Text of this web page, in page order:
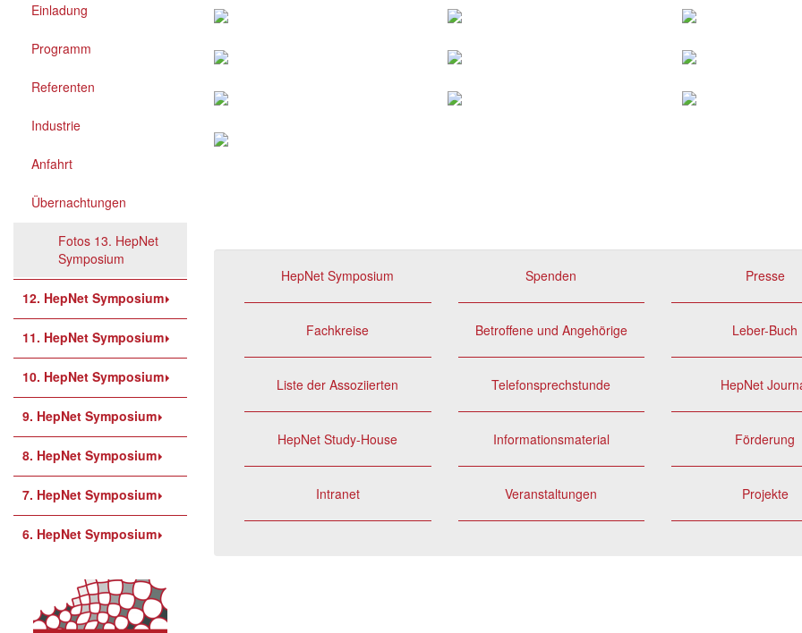
Einladung
Programm
Referenten
Industrie
Anfahrt
Übernachtungen
Fotos 13. HepNet
Symposium
12. HepNet Symposium
11. HepNet Symposium
10. HepNet Symposium
9. HepNet Symposium
8. HepNet Symposium
7. HepNet Symposium
6. HepNet Symposium
HepNet Symposium
Fachkreise
Liste der Assoziierten
HepNet Study-House
Intranet
Spenden
Betroffene und Angehörige
Telefonsprechstunde
Informationsmaterial
Veranstaltungen
Presse
Leber-Buch
HepNet
Förderung
Projekte